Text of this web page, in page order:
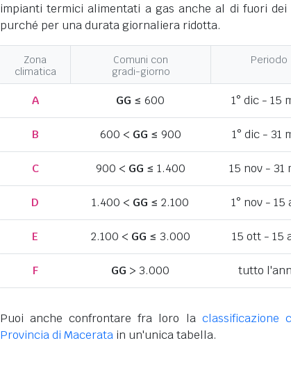
impianti termici alimentati a gas anche al di fuori
purché per una durata giornaliera ridotta.
Zona
climatica
Comuni con
gradi-giorno
Periodo
A GG ≤ 600 1° dic - 15
B 600 < GG ≤ 900 1° dic - 31
C 900 < GG ≤ 1.400 15 nov - 31
D 1.400 < GG ≤ 2.100 1° nov - 15
E 2.100 < GG ≤ 3.000 15 ott - 15
F GG > 3.000 tutto
Puoi anche confrontare fra loro la classificazione
Provincia di Macerata in un'unica tabella.